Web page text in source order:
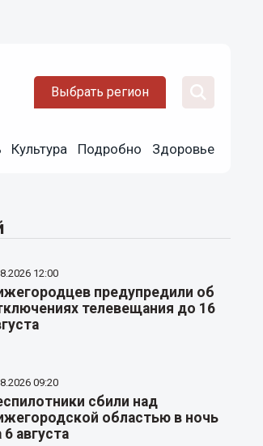
Выбрать регион
Культура Подробно Здоровье
12:00
предупредили об
телевещания до 16
09:20
сбили над
областью в ночь
6 августа